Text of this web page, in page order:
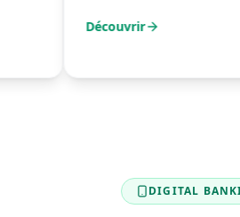
Découvrir
DIGITAL